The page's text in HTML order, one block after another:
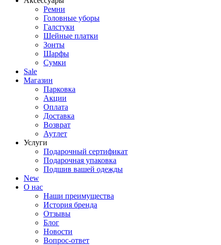
Ремни
Головные уборы
Галстуки
Шейные платки
Зонты
Шарфы
Сумки
Sale
Магазин
Парковка
Акции
Оплата
Доставка
Возврат
Аутлет
Услуги
Подарочный сертификат
Подарочная упаковка
Подшив вашей одежды
New
О нас
Наши преимущества
История бренда
Отзывы
Блог
Новости
Вопрос-ответ